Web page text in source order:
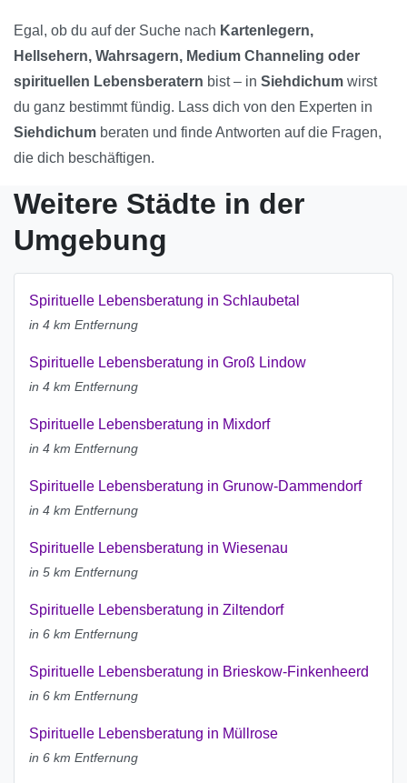
Egal, ob du auf der Suche nach Kartenlegern,
Hellsehern, Wahrsagern, Medium Channeling oder
spirituellen Lebensberatern bist – in Siehdichum wirst
du ganz bestimmt fündig. Lass dich von den Experten in
Siehdichum beraten und finde Antworten auf die Fragen,
die dich beschäftigen.
Weitere Städte in der
Umgebung
Spirituelle Lebensberatung in Schlaubetal
in 4 km Entfernung
Spirituelle Lebensberatung in Groß Lindow
in 4 km Entfernung
Spirituelle Lebensberatung in Mixdorf
in 4 km Entfernung
Spirituelle Lebensberatung in Grunow-Dammendorf
in 4 km Entfernung
Spirituelle Lebensberatung in Wiesenau
in 5 km Entfernung
Spirituelle Lebensberatung in Ziltendorf
in 6 km Entfernung
Spirituelle Lebensberatung in Brieskow-Finkenheerd
in 6 km Entfernung
Spirituelle Lebensberatung in Müllrose
in 6 km Entfernung